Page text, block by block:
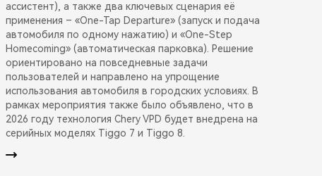
ассистент), а также два ключевых сценария её
применения – «One-Tap Departure» (запуск и подача
автомобиля по одному нажатию) и «One-Step
Homecoming» (автоматическая парковка). Решение
ориентировано на повседневные задачи
пользователей и направлено на упрощение
использования автомобиля в городских условиях. В
рамках мероприятия также было объявлено, что в
2026 году технология Chery VPD будет внедрена на
серийных моделях Tiggo 7 и Tiggo 8.